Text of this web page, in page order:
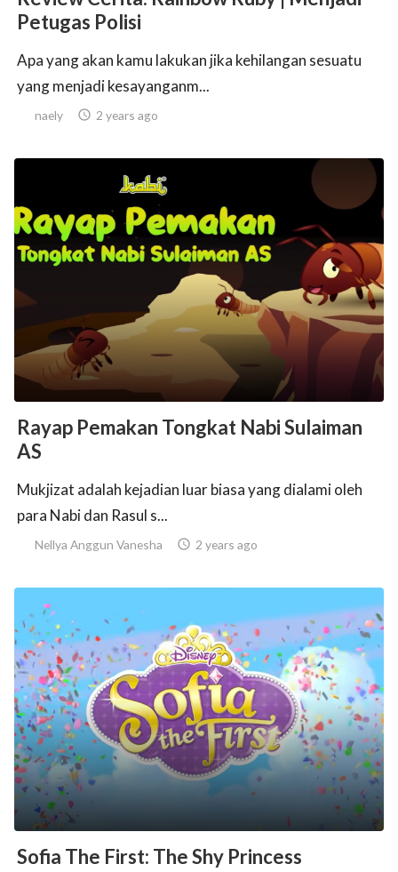
Petugas Polisi
Apa yang akan kamu lakukan jika kehilangan sesuatu
yang menjadi kesayanganm...
naely  2 years ago
Rayap Pemakan Tongkat Nabi Sulaiman
AS
Mukjizat adalah kejadian luar biasa yang dialami oleh
para Nabi dan Rasul s...
Nellya Anggun Vanesha  2 years ago
Sofia The First: The Shy Princess